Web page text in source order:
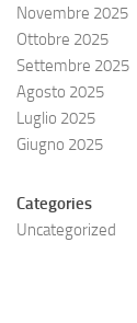
Novembre 2025
Ottobre 2025
Settembre 2025
Agosto 2025
Luglio 2025
Giugno 2025
Categories
Uncategorized